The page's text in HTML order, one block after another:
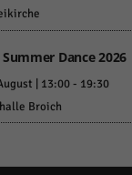
Dance 2026
| 13:00- 19:30
Broich